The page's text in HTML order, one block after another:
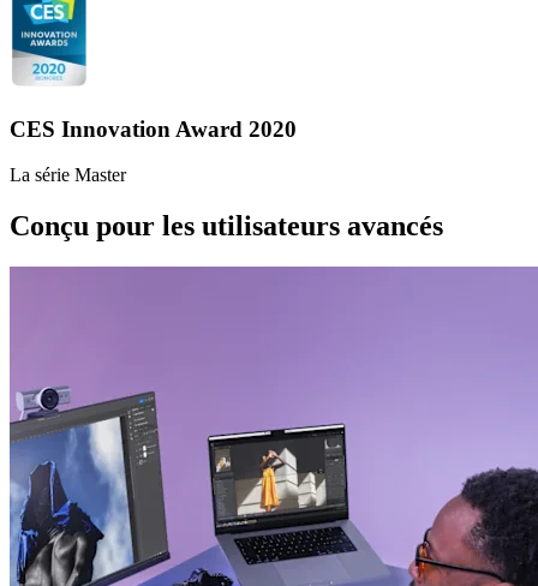
CES Innovation Award 2020
La série Master
Conçu pour les utilisateurs avancés